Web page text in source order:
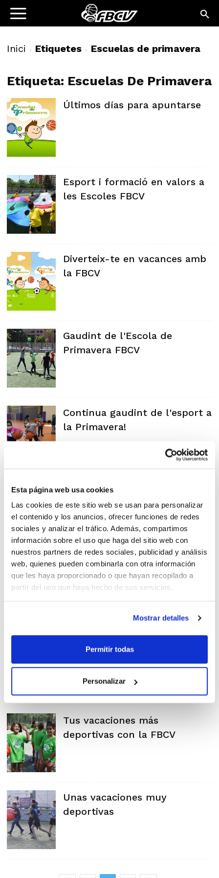
Esta página web usa cookies
Las cookies de este sitio web se usan para personalizar
el contenido y los anuncios, ofrecer funciones de redes
sociales y analizar el tráfico. Además, compartimos
información sobre el uso que haga del sitio web con
nuestros partners de redes sociales, publicidad y análisis
web, quienes pueden combinarla con otra información
que les haya proporcionado o que hayan recopilado a
partir del uso que haya hecho de sus servicios.
Mostrar detalles
Permitir todas
Personalizar
Inici Etiquetes Escuelas de primavera
Etiqueta: Escuelas De Primavera
Últimos días para apuntarse
Esport i formació en valors a
les Escoles FBCV
Diverteix-te en vacances amb
la FBCV
Gaudint de l'Escola de
Primavera FBCV
Continua gaudint de l'esport a
la Primavera!
Gaudeix en vacances amb
seguretat!
Se cancelan las Escuelas de
Primavera FBCV
Diverteix-te en vacances amb
Tus vacaciones más
deportivas con la FBCV
Unas vacaciones muy
deportivas